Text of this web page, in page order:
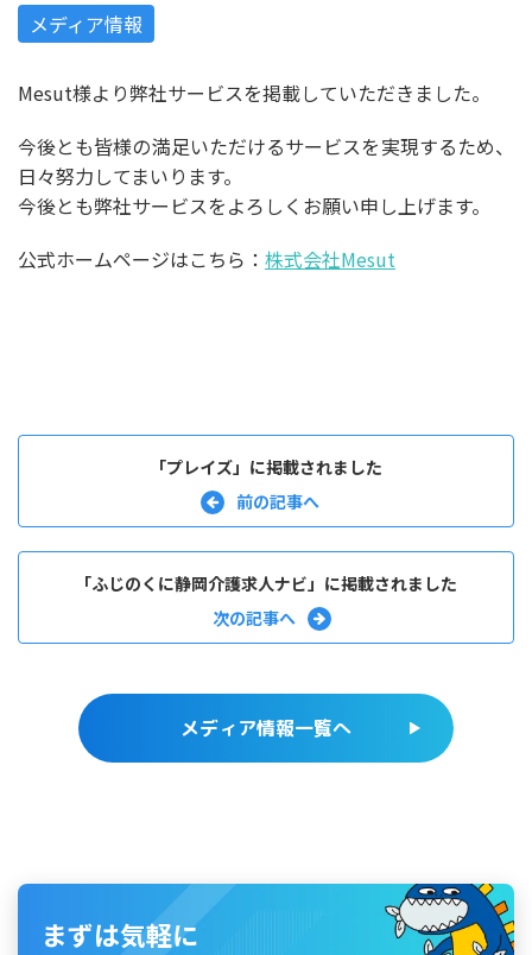
メディア情報
Mesut様より弊社サービスを掲載していただきました。
今後とも皆様の満足いただけるサービスを実現するため、
日々努力してまいります。
今後とも弊社サービスをよろしくお願い申し上げます。
公式ホームページはこちら： 株式会社Mesut
「プレイズ」に掲載されました
「ふじのくに静岡介護求人ナビ」に掲載されました
メディア情報一覧へ
まずは気軽に